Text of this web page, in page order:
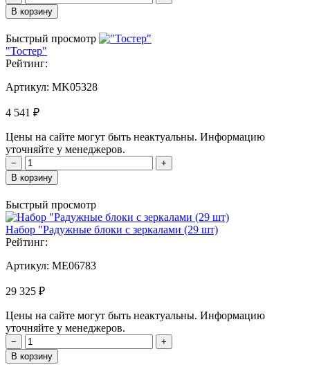
В корзину
Быстрый просмотр
"Тостер"
Рейтинг:
Артикул: MK05328
4 541 ₽
Цены на сайте могут быть неактуальны. Информацию
уточняйте у менеджеров.
−
+
В корзину
Быстрый просмотр
Набор "Радужные блоки с зеркалами (29 шт)
Рейтинг:
Артикул: MЕ06783
29 325 ₽
Цены на сайте могут быть неактуальны. Информацию
уточняйте у менеджеров.
−
+
В корзину